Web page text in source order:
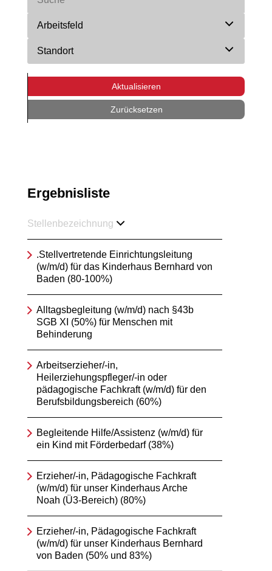
Arbeitsfeld
Standort
Aktualisieren
Zurücksetzen
Ergebnisliste
Stellenbezeichnung
.Stellvertretende Einrichtungsleitung
(w/m/d) für das Kinderhaus Bernhard von
Baden (80-100%)
Alltagsbegleitung (w/m/d) nach §43b
SGB XI (50%) für Menschen mit
Behinderung
Arbeitserzieher/-in,
Heilerziehungspfleger/-in oder
pädagogische Fachkraft (w/m/d) für den
Berufsbildungsbereich (60%)
Begleitende Hilfe/Assistenz (w/m/d) für
ein Kind mit Förderbedarf (38%)
Erzieher/-in, Pädagogische Fachkraft
(w/m/d) für unser Kinderhaus Arche
Noah (Ü3-Bereich) (80%)
Erzieher/-in, Pädagogische Fachkraft
(w/m/d) für unser Kinderhaus Bernhard
von Baden (50% und 83%)